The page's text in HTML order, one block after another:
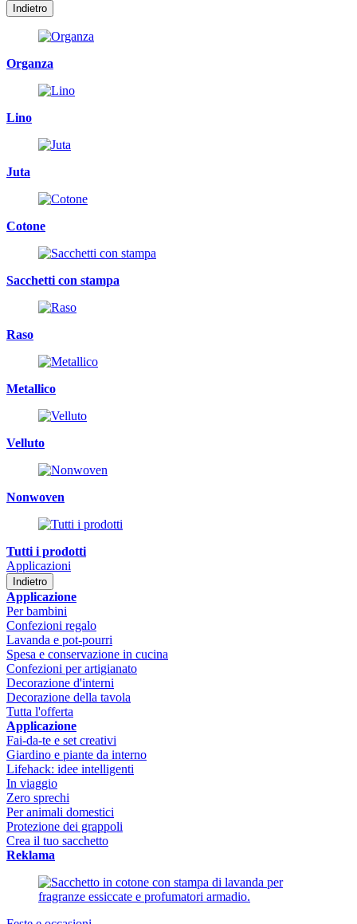
Indietro
Organza
Lino
Juta
Cotone
Sacchetti con stampa
Raso
Metallico
Velluto
Nonwoven
Tutti i prodotti
Applicazioni
Indietro
Applicazione
Per bambini
Confezioni regalo
Lavanda e pot-pourri
Spesa e conservazione in cucina
Confezioni per artigianato
Decorazione d'interni
Decorazione della tavola
Tutta l'offerta
Applicazione
Fai-da-te e set creativi
Giardino e piante da interno
Lifehack: idee intelligenti
In viaggio
Zero sprechi
Per animali domestici
Protezione dei grappoli
Crea il tuo sacchetto
Reklama